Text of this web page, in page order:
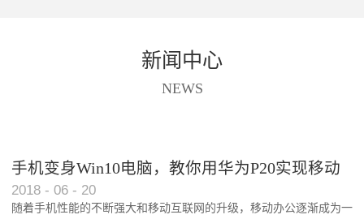
新闻中心
NEWS
手机变身Win10电脑，教你用华为P20实现移动
办公功能
2018 - 06 - 20
随着手机性能的不断强大和移动互联网的升级，移动办公逐渐成为一